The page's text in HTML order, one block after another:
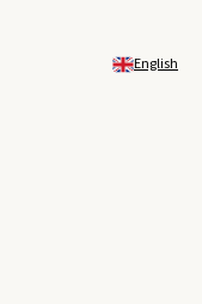
English